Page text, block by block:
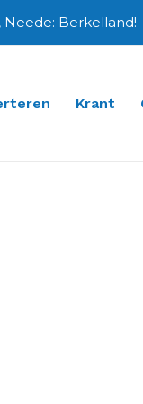
Neede: Berkelland!
Krant